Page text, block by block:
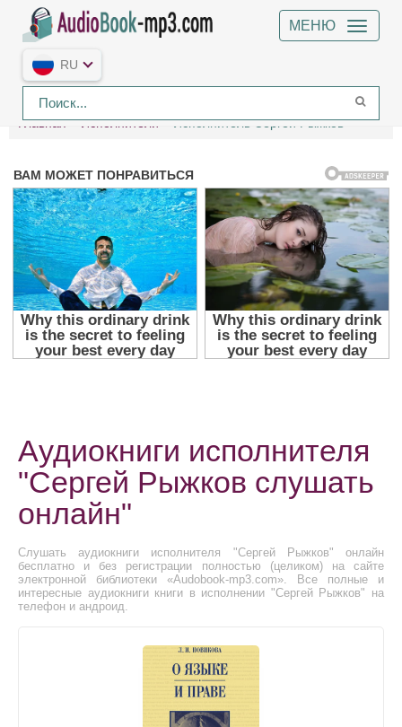
МЕНЮ
RU
Главная Исполнители Исполнитель Сергей Рыжков
Аудиокниги исполнителя
"Сергей Рыжков слушать
онлайн"
Слушать аудиокниги исполнителя "Сергей Рыжков" онлайн
бесплатно и без регистрации полностью (целиком) на сайте
электронной библиотеки «Audobook-mp3.com». Все полные и
интересные аудиокниги книги в исполнении "Сергей Рыжков" на
телефон и андроид.